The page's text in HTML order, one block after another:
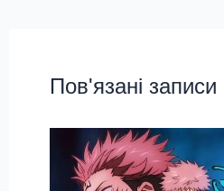
Пов'язані записи